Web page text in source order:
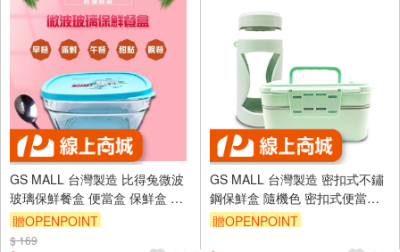
GS MALL 台灣製造 比得兔微波
玻璃保鮮餐盒 便當盒 保鮮盒 冷
藏碗 收納碗 餐碗 比得兔 鮮餐盒
便當盒
贈OPENPOINT
$ 169
GS MALL 台灣製造 密扣式不鏽
鋼保鮮盒 隨機色 密扣式便當盒
不鏽鋼保鮮盒 保鮮盒 便當盒 收
贈OPENPOINT